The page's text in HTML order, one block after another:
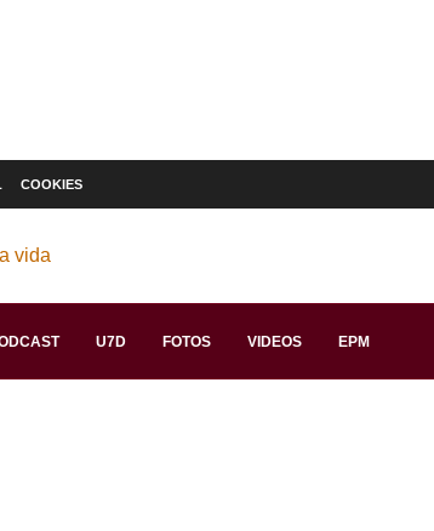
COOKIES
U7D FOTOS VIDEOS EPM